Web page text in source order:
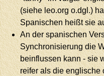
(siehe leo.org o.dgl.)
Spanischen heißt sie
An der spanischen
Synchronisierung die
beinflussen kann - sie
reifer als die englische